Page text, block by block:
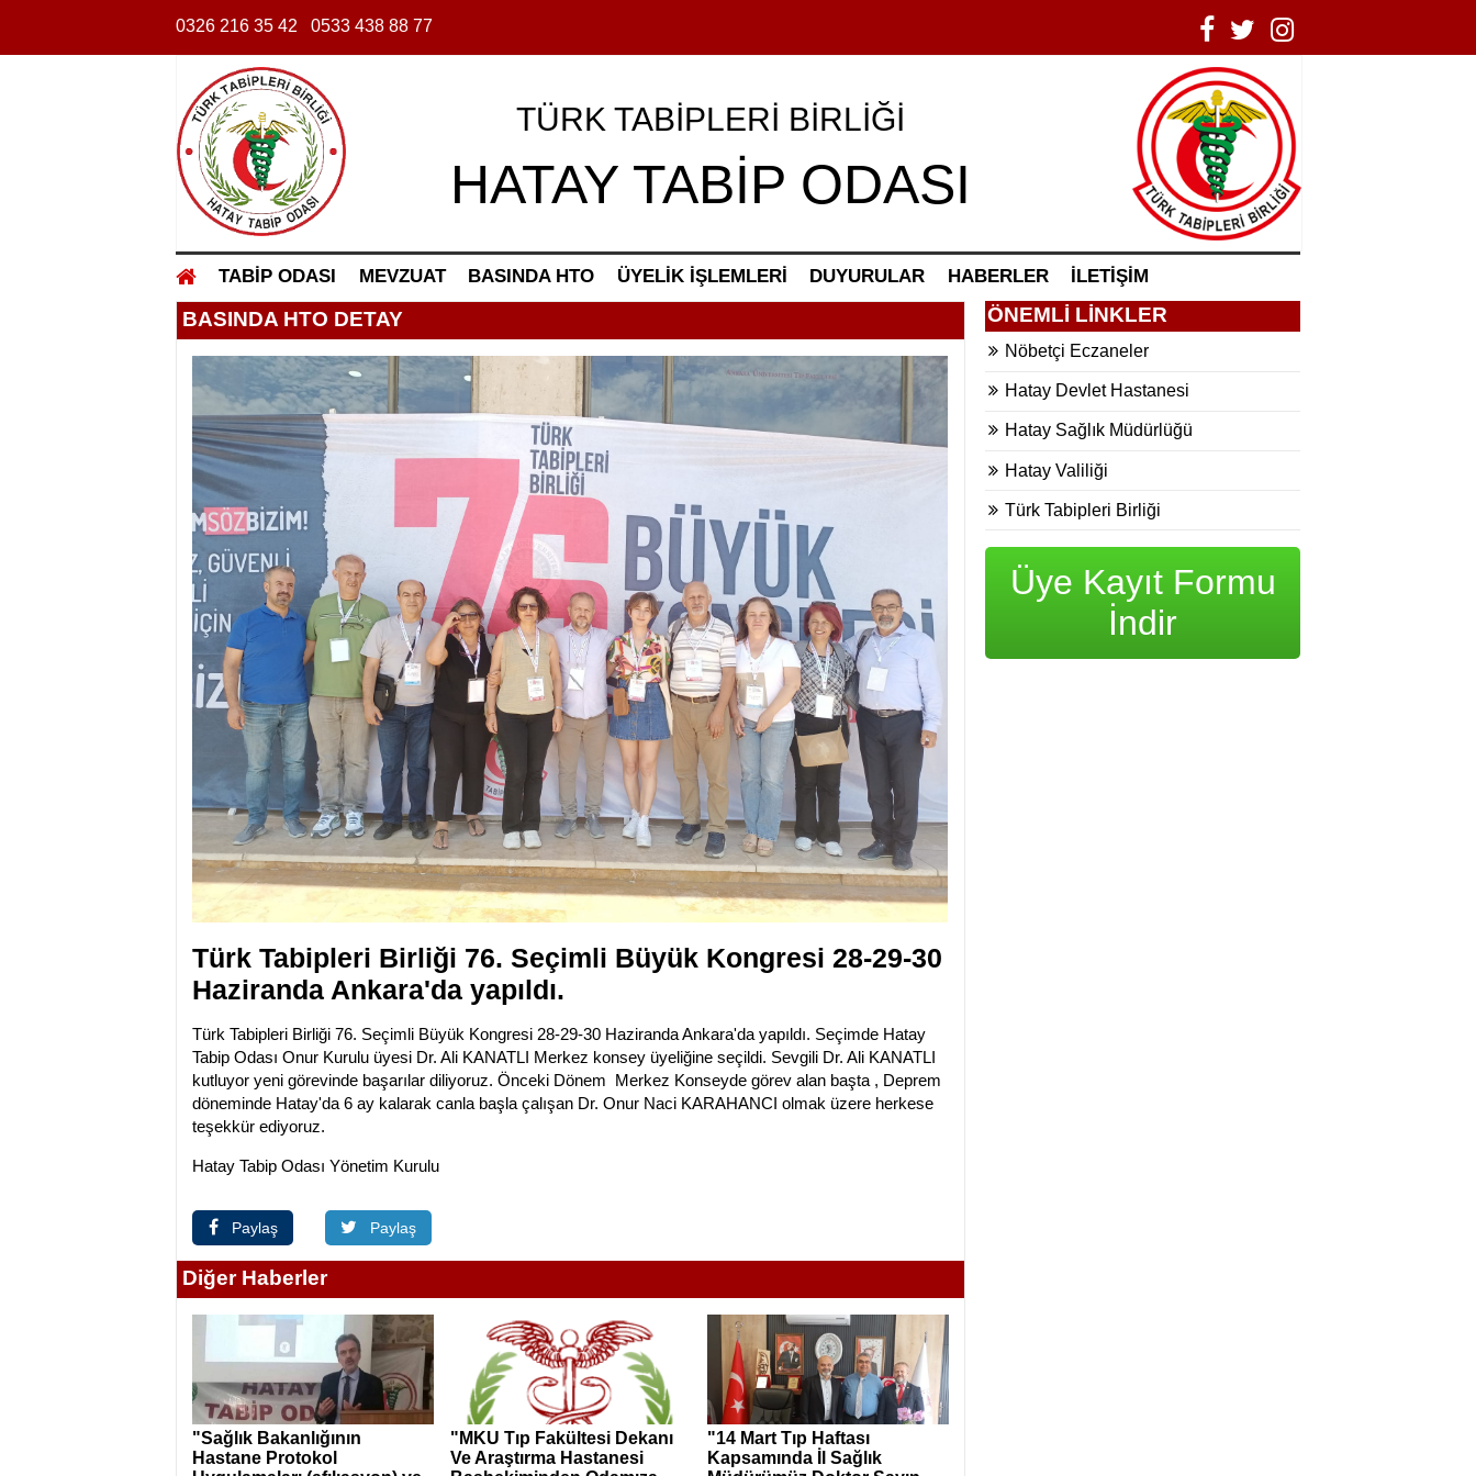
0326 216 35 42 0533 438 88 77
TÜRK TABİPLERİ BİRLİĞİ
HATAY TABİP ODASI
TABİP ODASI MEVZUAT BASINDA HTO ÜYELİK İŞLEMLERİ DUYURULAR HABERLER İLETİŞİM
BASINDA HTO DETAY
Türk Tabipleri Birliği 76. Seçimli Büyük Kongresi 28-29-30
Haziranda Ankara'da yapıldı.
Türk Tabipleri Birliği 76. Seçimli Büyük Kongresi 28-29-30 Haziranda Ankara'da yapıldı. Seçimde Hatay
Tabip Odası Onur Kurulu üyesi Dr. Ali KANATLI Merkez konsey üyeliğine seçildi. Sevgili Dr. Ali KANATLI
kutluyor yeni görevinde başarılar diliyoruz. Önceki Dönem Merkez Konseyde görev alan başta , Deprem
döneminde Hatay'da 6 ay kalarak canla başla çalışan Dr. Onur Naci KARAHANCI olmak üzere herkese
teşekkür ediyoruz.
Hatay Tabip Odası Yönetim Kurulu
Paylaş Paylaş
Diğer Haberler
"Sağlık Bakanlığının
Hastane Protokol
"MKU Tıp Fakültesi Dekanı
Ve Araştırma Hastanesi
"14 Mart Tıp Haftası
Kapsamında İl Sağlık
ÖNEMLİ LİNKLER
Nöbetçi Eczaneler
Hatay Devlet Hastanesi
Hatay Sağlık Müdürlüğü
Hatay Valiliği
Türk Tabipleri Birliği
Üye Kayıt Formu
İndir